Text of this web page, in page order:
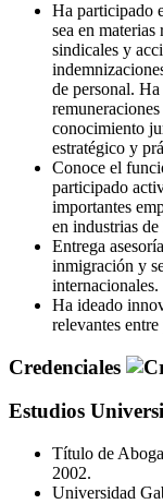
Ha participado
sea en materias
sindicales y
de personal.
conocimiento
estratégico y
Conoce el
participado
importantes
en industrias
Entrega
inmigración y
internacionales.
Ha ideado
relevantes entre
Credenciales
Estudios
Título de
2002.
Universidad